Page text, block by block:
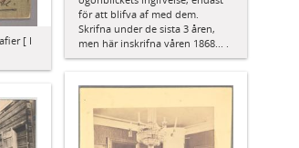
för att blifva af med dem.
Skrifna under de sista 3 åren,
men här inskrifna våren 1868... .
[ I